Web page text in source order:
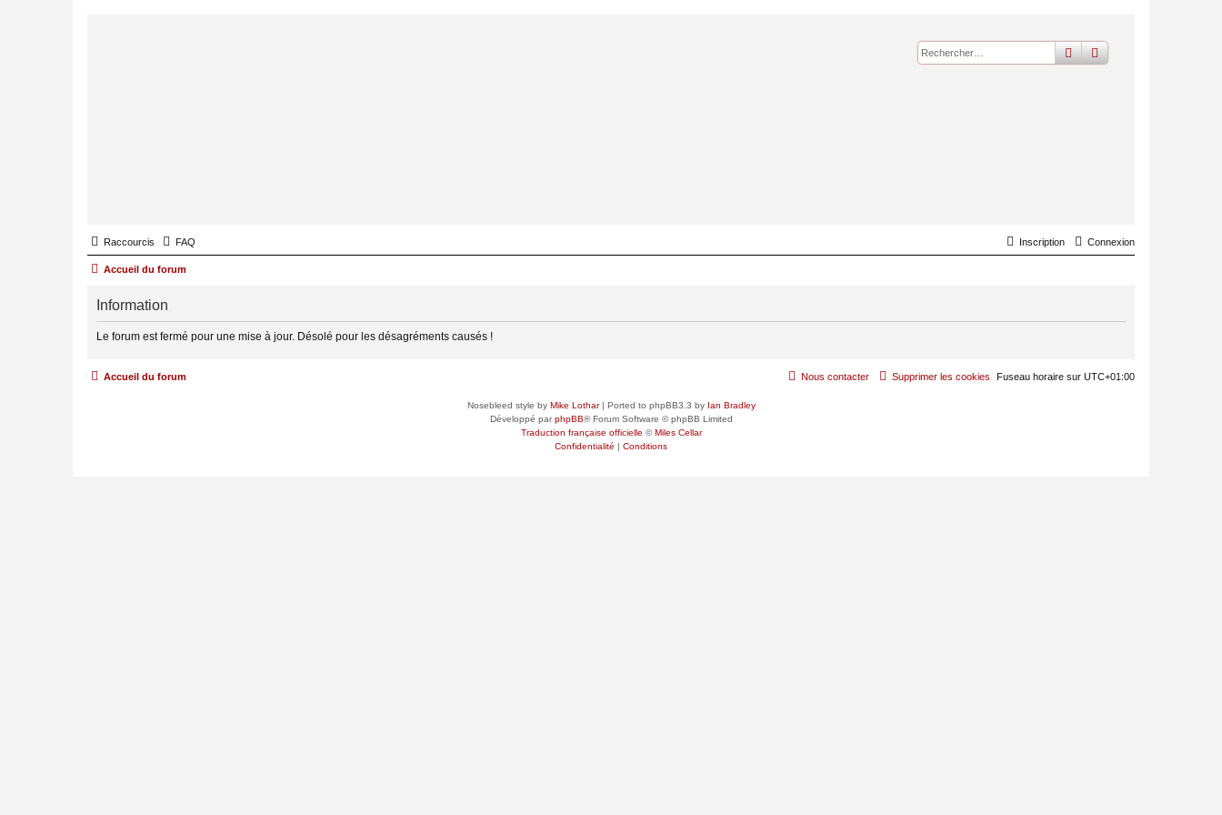
rechercher
recherche
Raccourcis FAQ Connexion
Inscription
Accueil du forum
Information
Le forum est fermé pour une mise à jour. Désolé pour les désagréments causés !
Accueil du forum Fuseau horaire sur UTC+01:00
Supprimer les cookies
Nous contacter
Nosebleed style by Mike Lothar| Ported to phpBB3.3 by Ian Bradley
Développé parphpBB® Forum Software © phpBB Limited
Traduction française officielle ©Miles Cellar
Confidentialité | Conditions